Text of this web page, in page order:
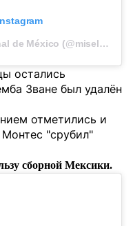
Публикация от Selección Nacional de México (@miseleccionmx)
остались
Зване был удалён
отметились и
"срубил"
сборной Мексики.